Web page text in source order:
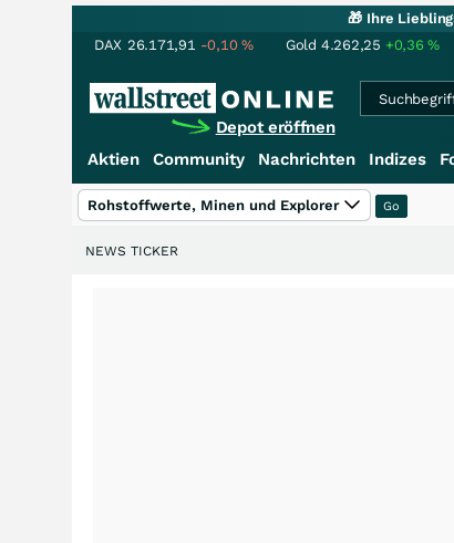
🎁 Ihre
DAX 26.171,91 -0,10% Gold 4.262,25 +0,36%
Depot eröffnen
Aktien Community Nachrichten Indizes
Rohstoffwerte, Minen und Explorer
NEWS TICKER